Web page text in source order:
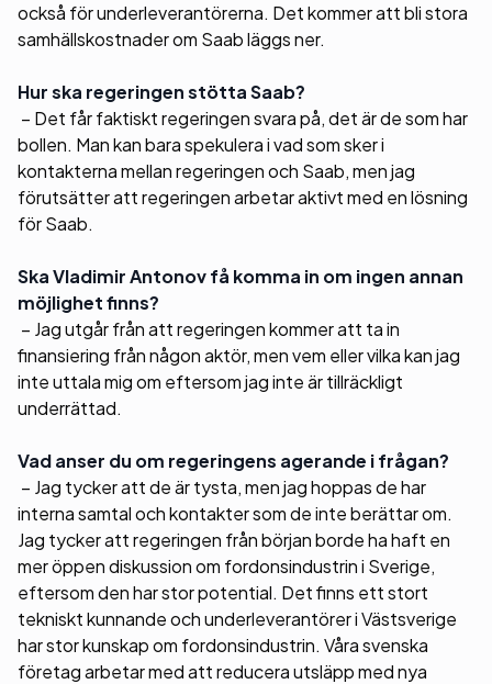
också för underleverantörerna. Det kommer att bli stora
samhällskostnader om Saab läggs ner.
Hur ska regeringen stötta Saab?
– Det får faktiskt regeringen svara på, det är de som har
bollen. Man kan bara spekulera i vad som sker i
kontakterna mellan regeringen och Saab, men jag
förutsätter att regeringen arbetar aktivt med en lösning
för Saab.
Ska Vladimir Antonov få komma in om ingen annan
möjlighet finns?
– Jag utgår från att regeringen kommer att ta in
finansiering från någon aktör, men vem eller vilka kan jag
inte uttala mig om eftersom jag inte är tillräckligt
underrättad.
Vad anser du om regeringens agerande i frågan?
– Jag tycker att de är tysta, men jag hoppas de har
interna samtal och kontakter som de inte berättar om.
Jag tycker att regeringen från början borde ha haft en
mer öppen diskussion om fordonsindustrin i Sverige,
eftersom den har stor potential. Det finns ett stort
tekniskt kunnande och underleverantörer i Västsverige
har stor kunskap om fordonsindustrin. Våra svenska
företag arbetar med att reducera utsläpp med nya